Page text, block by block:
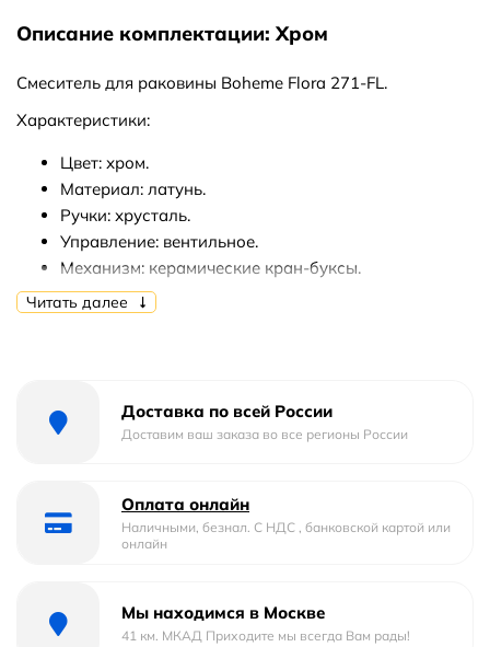
Описание комплектации: Хром
Смеситель для раковины Boheme Flora 271-FL.
Характеристики:
Цвет: хром.
Материал: латунь.
Ручки: хрусталь.
Управление: вентильное.
Механизм: керамические кран-буксы.
Излив: фиксированный.
Аэратор.
Гибкая подводка 1/2.
В комплекте поставки:
Набор креплений.
Читать далее
Доставка по всей России
Доставим ваш заказа во все регионы России
Оплата онлайн
Наличными, безнал. С НДС , банковской картой или
онлайн
Мы находимся в Москве
41 км. МКАД Приходите мы всегда Вам рады!